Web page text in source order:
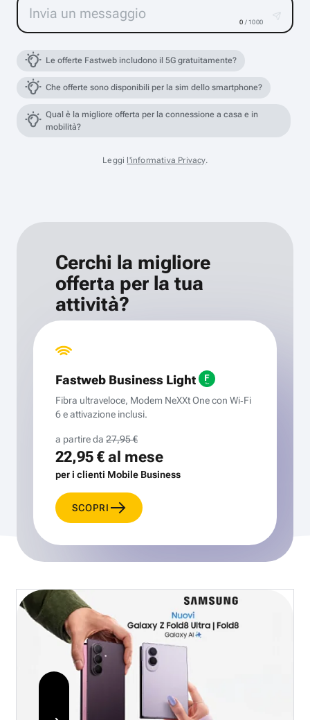
0 / 1000
Le offerte Fastweb includono il 5G gratuitamente?
Che offerte sono disponibili per la sim dello smartphone?
Qual è la migliore offerta per la connessione a casa e in
mobilità?
Leggi l'informativa Privacy.
Cerchi la migliore
offerta per la tua
attività?
Fastweb Business Light
Fibra ultraveloce, Modem NeXXt One con Wi‑Fi
6 e attivazione inclusi.
a partire da 27,95 €
22,95 €al mese
per i clienti Mobile Business
SCOPRI